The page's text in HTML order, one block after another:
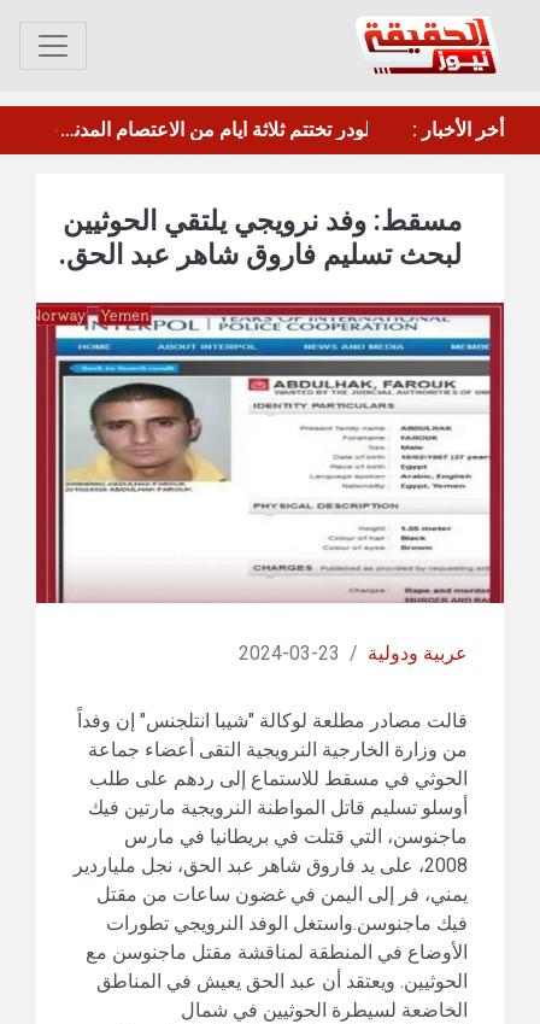
أخر الأخبار : زنجبار: العصيان المدني في يومه الثالث على التوالي وسط التزام تجاري تام وتفاعل شعبي واسع
مسقط: وفد نرويجي يلتقي الحوثيين
لبحث تسليم فاروق شاهر عبد الحق.
عربية ودولية /
23-03-2024
قالت مصادر مطلعة لوكالة "شيبا انتلجنس" إن وفداً
من وزارة الخارجية النرويجية التقى أعضاء جماعة
الحوثي في ​​مسقط للاستماع إلى ردهم على طلب
أوسلو تسليم قاتل المواطنة النرويجية مارتين فيك
ماجنوسن، التي قتلت في بريطانيا في مارس
2008، على يد فاروق شاهر عبد الحق، نجل ملياردير
يمني، فر إلى اليمن في غضون ساعات من مقتل
فيك ماجنوسن.واستغل الوفد النرويجي تطورات
الأوضاع في المنطقة لمناقشة مقتل ماجنوسن مع
الحوثيين. ويعتقد أن عبد الحق يعيش في المناطق
الخاضعة لسيطرة الحوثيين في شمال